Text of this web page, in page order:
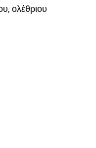
ολέθριου